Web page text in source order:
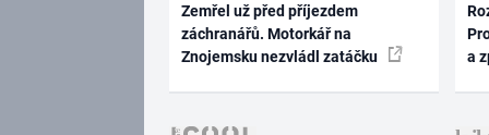
Zemřel už před příjezdem
záchranářů. Motorkář na
Znojemsku nezvládl zatáčku
a